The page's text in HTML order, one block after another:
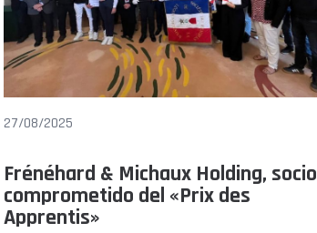
27/08/2025
Frénéhard & Michaux Holding, socio
comprometido del «Prix des
Apprentis»